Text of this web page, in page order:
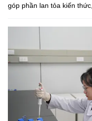
góp phần lan tỏa kiến